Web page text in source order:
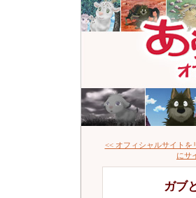
<< オフィシャルサイトを
にサ
ガブ